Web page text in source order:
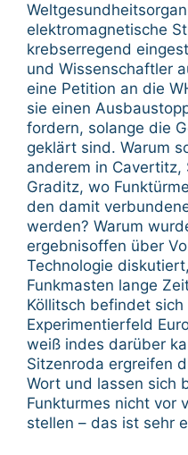
elektromagnetische
krebserregend
und Wissenschaftler
eine Petition an die
sie einen
fordern, solange die
geklärt sind. Warum
anderem in
Graditz, wo
den damit
werden? Warum
ergebnisoffen über
Technologie
Funkmasten lange
Köllitsch befindet
Experimentierfeld
weiß indes darüber
Sitzenroda ergreifen
Wort und lassen sich
Funkturmes nicht vor
stellen – das ist sehr